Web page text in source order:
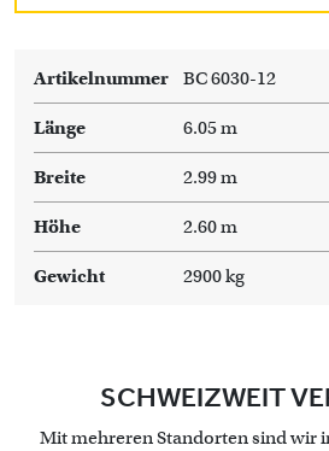
Artikelnummer BC 6030-12
Länge 6.05 m
Breite 2.99 m
Höhe 2.60 m
Gewicht 2900 kg
SCHWEIZWEIT
Mit mehreren Standorten sind wir